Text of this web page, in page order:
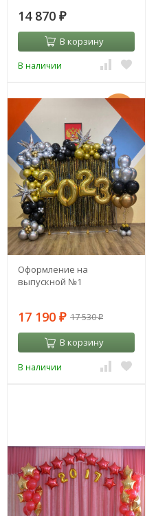
14 870 ₽
В корзину
В наличии
-2%
Оформление на
выпускной №1
17 190 ₽ 17 530₽
В корзину
В наличии